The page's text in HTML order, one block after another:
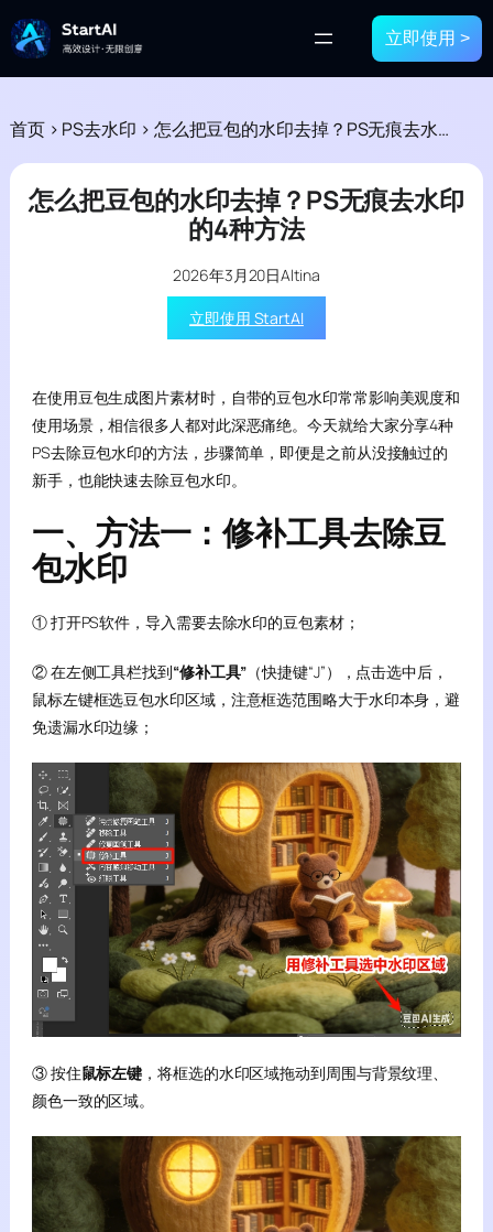
立即使用 >
首页 > PS去水印 > 怎么把豆包的水印去掉？PS无痕去水印的4种方法
怎么把豆包的水印去掉？PS无痕去水印
的4种方法
2026年3月20日Altina
立即使用 StartAI
在使用豆包生成图片素材时，自带的豆包水印常常影响美观度和
使用场景，相信很多人都对此深恶痛绝。今天就给大家分享4种
PS去除豆包水印的方法，步骤简单，即便是之前从没接触过的
新手，也能快速去除豆包水印。
一、方法一：修补工具去除豆
包水印
① 打开PS软件，导入需要去除水印的豆包素材；
② 在左侧工具栏找到“修补工具” （快捷键“J”），点击选中后，
鼠标左键框选豆包水印区域，注意框选范围略大于水印本身，避
免遗漏水印边缘；
③ 按住鼠标左键 ，将框选的水印区域拖动到周围与背景纹理、
颜色一致的区域。